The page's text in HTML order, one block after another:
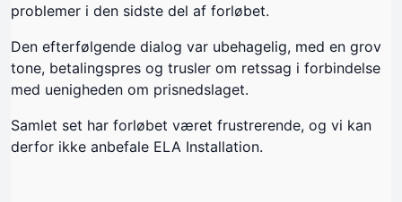
problemer i den sidste del af forløbet.
Den efterfølgende dialog var ubehagelig, med en grov
tone, betalingspres og trusler om retssag i forbindelse
med uenigheden om prisnedslaget.
Samlet set har forløbet været frustrerende, og vi kan
derfor ikke anbefale ELA Installation.